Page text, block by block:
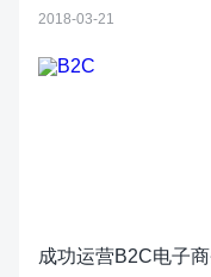
2018-03-21
成功运营B2C电子